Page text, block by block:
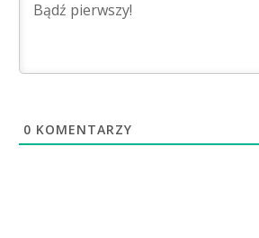
0 KOMENTARZY